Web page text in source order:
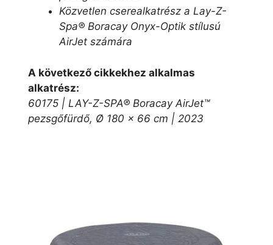
Közvetlen cserealkatrész a Lay-Z-
Spa® Boracay Onyx-Optik stílusú
AirJet számára
A következő cikkekhez alkalmas
alkatrész:
60175 | LAY-Z-SPA® Boracay AirJet™
pezsgőfürdő, Ø 180 x 66 cm | 2023